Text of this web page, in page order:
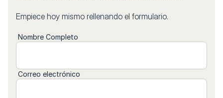
Empiece hoy mismo rellenando el formulario.
Nombre Completo
Correo electrónico